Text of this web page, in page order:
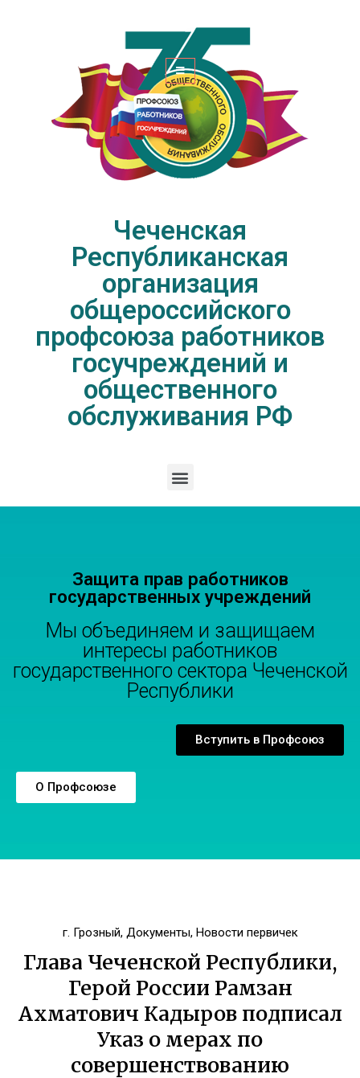
Чеченская Республиканская
организация общероссийского
профсоюза работников
госучреждений и общественного
обслуживания РФ
Чеченская
Республиканская
организация
общероссийского
профсоюза работников
госучреждений и
общественного
обслуживания РФ
Защита прав работников
государственных учреждений
Мы объединяем и защищаем
интересы работников
государственного сектора Чеченской
Республики
Вступить в Профсоюз
О Профсоюзе
г. Грозный, Документы, Новости первичек
Глава Чеченской Республики,
Герой России Рамзан
Ахматович Кадыров подписал
Указ о мерах по
совершенствованию